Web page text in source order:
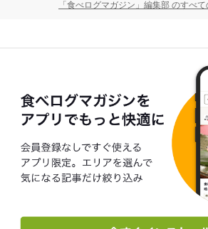
「食べログマガジン」編集部 のすべ